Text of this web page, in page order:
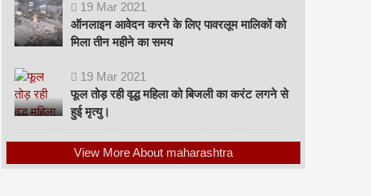
19 Mar 2021
ऑनलाइन आवेदन करने के लिए पावरलूम मालिकों को
मिला तीन महीने का समय
19 Mar 2021
फूल तोड़ रही वृद्ध महिला को बिजली का करंट लगने से
हुई मृत्यु।
View More About maharashtra